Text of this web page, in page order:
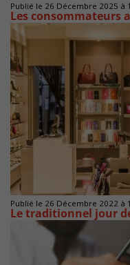
Publié le 26 Décembre 2025 à
Les consommateurs
Publié le 26 Décembre 2022 à
Le traditionnel jour